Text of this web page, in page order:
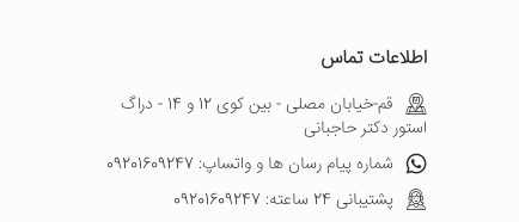
اطلاعات تماس
قم-خیابان مصلی - بین کوی 12 و 14 - دراگ
استور دکتر حاجبانی
شماره پیام رسان ها و واتساپ: 09201609247
پشتیبانی 24 ساعته: 09201609247